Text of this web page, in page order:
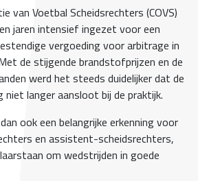
van Voetbal Scheidsrechters (COVS)
jaren intensief ingezet voor een
vergoeding voor arbitrage in
de stijgende brandstofprijzen en de
werd het steeds duidelijker dat de
niet langer aansloot bij de praktijk.
ook een belangrijke erkenning voor
en assistent-scheidsrechters,
om wedstrijden in goede